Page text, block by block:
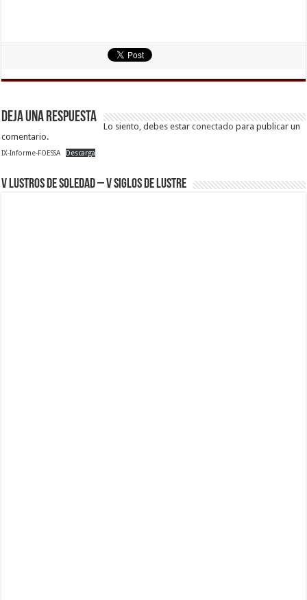
Deja una respuesta
Lo siento, debes estarconectado para publicar un
comentario.
IX-Informe-FOESSA Descarga
V Lustros de Soledad – V Siglos de Lustre